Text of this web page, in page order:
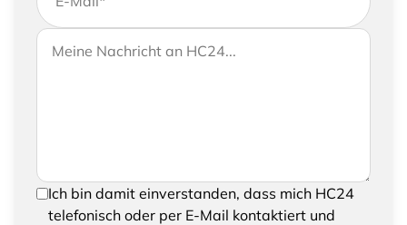
Wenn Sie uns weitere Informationen zukommen
lassen möchten, können Sie Ihrer Anfrage gerne
Ihre Nachricht an HC24
Um Ihre Anfrage senden zu können, bestätigen
Sie bitte das Speichern und Verarbeiten Ihrer
Ich bin damit einverstanden, dass mich HC24
telefonisch oder per E-Mail kontaktiert und